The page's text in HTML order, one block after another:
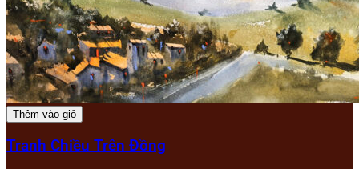
Thêm vào giỏ
Tranh Chiều Trên Đồng